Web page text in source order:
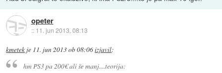
opeter
:: 11. jun 2013, 08:13
kmetek je 11. jun 2013 ob 08:06izjavil:
hm PS3 pa 200€ ali še manj....teorija: